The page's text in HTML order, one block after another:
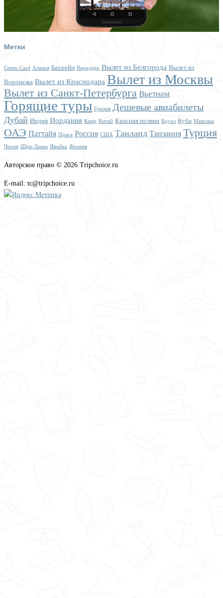
Метки
Green Card Аланья Бахрейн Варадеро Вылет из Белгорода Вылет из
Воронежа Вылет из Краснодара Вылет из Москвы
Вылет из Санкт-Петербурга Вьетнам
Горящие туры Греция Дешевые авиабилеты
Дубай Индия Иордания Кипр Китай Красная поляна Круиз Куба Мексика
ОАЭ Паттайя Прага Россия США Таиланд Танзания Турция
Чехия Шри-Ланка Ямайка Япония
Авторское право © 2026 Tripchoice.ru
E-mail: tc@tripchoice.ru